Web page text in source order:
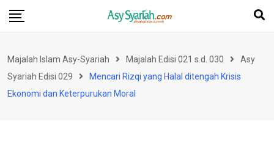
Skip
Majalah Islam Asy-Syariah Majalah Edisi 021 s.d. 030
Asy
Syariah Edisi 029
Mencari Rizqi yang Halal ditengah Krisis
Ekonomi dan Keterpurukan Moral